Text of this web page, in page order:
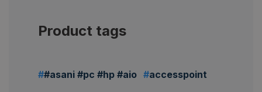
Product tags
#asani #pc #hp #aio accesspoint